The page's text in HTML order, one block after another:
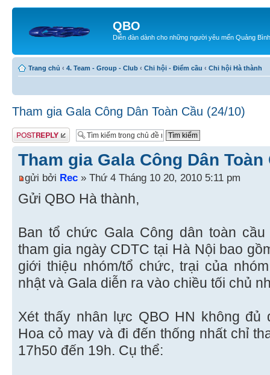
QBO
Diễn đàn dành cho những người yêu mến Quảng Bình
Trang chủ ‹ 4. Team - Group - Club ‹ Chi hội - Điểm cầu ‹ Chi hội Hà thành
Tham gia Gala Công Dân Toàn Cầu (24/10)
Gửi bài trả lời
Tham gia Gala Công Dân Toàn
gửi bởi Rec » Thứ 4 Tháng 10 20, 2010 5:11 pm
Gửi QBO Hà thành,
Ban tổ chức Gala Công dân toàn
tham gia ngày CDTC tại Hà Nội bao
giới thiệu nhóm/tổ chức, trại của
nhật và Gala diễn ra vào chiều tối chủ
Xét thấy nhân lực QBO HN không
Hoa cỏ may và đi đến thống nhất chỉ
17h50 đến 19h. Cụ thể: